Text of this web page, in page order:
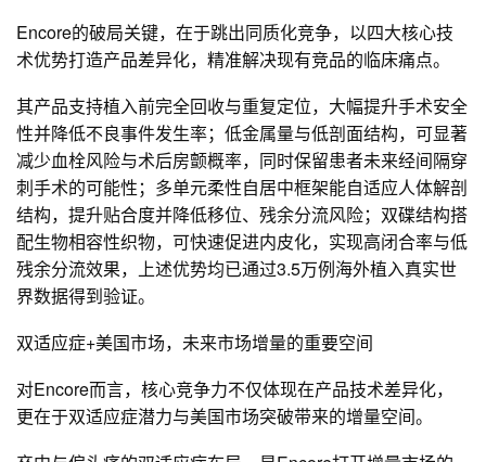
Encore的破局关键，在于跳出同质化竞争，以四大核心技
术优势打造产品差异化，精准解决现有竞品的临床痛点。
其产品支持植入前完全回收与重复定位，大幅提升手术安全
性并降低不良事件发生率；低金属量与低剖面结构，可显著
减少血栓风险与术后房颤概率，同时保留患者未来经间隔穿
刺手术的可能性；多单元柔性自居中框架能自适应人体解剖
结构，提升贴合度并降低移位、残余分流风险；双碟结构搭
配生物相容性织物，可快速促进内皮化，实现高闭合率与低
残余分流效果，上述优势均已通过3.5万例海外植入真实世
界数据得到验证。
双适应症+美国市场，未来市场增量的重要空间
对Encore而言，核心竞争力不仅体现在产品技术差异化，
更在于双适应症潜力与美国市场突破带来的增量空间。